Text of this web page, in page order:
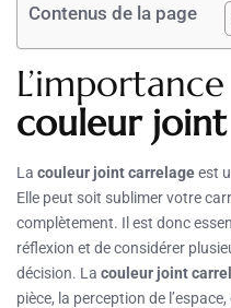
Contenus de la page
couleur
La couleur joint carrelageest
Elle peut soit sublimer votre
complètement. Il est donc
réflexion et de considérer
décision. La couleur joint
pièce, la perception de